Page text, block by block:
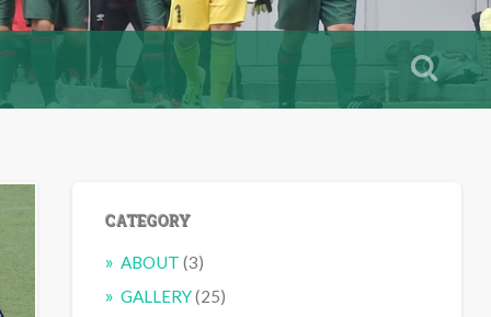
CATEGORY
ABOUT (3)
GALLERY(25)